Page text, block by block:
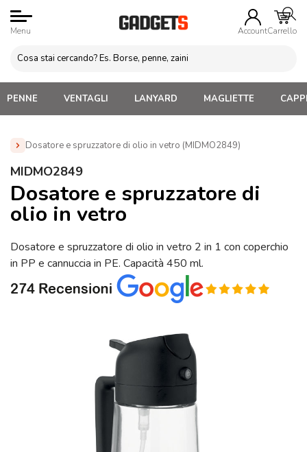
Menu AccountCarrello
PENNE VENTAGLI LANYARD MAGLIETTE
Dosatore e spruzzatore di olio in vetro (MIDMO2849)
Home » Gadget Cucina
(MIDMO2849)
MIDMO2849
Dosatore e spruzzatore di
olio in vetro
Dosatore e spruzzatore di olio in vetro 2 in 1 con coperchio
in PP e cannuccia in PE. Capacità 450 ml.